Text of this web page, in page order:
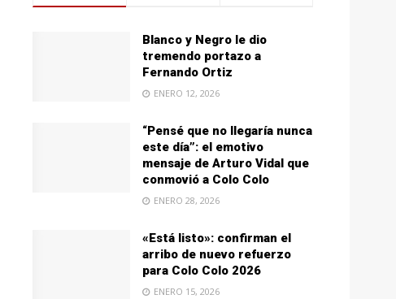
Blanco y Negro le dio
tremendo portazo a
Fernando Ortiz
ENERO 12, 2026
“Pensé que no llegaría nunca
este día”: el emotivo
mensaje de Arturo Vidal que
conmovió a Colo Colo
ENERO 28, 2026
«Está listo»: confirman el
arribo de nuevo refuerzo
para Colo Colo 2026
ENERO 15, 2026